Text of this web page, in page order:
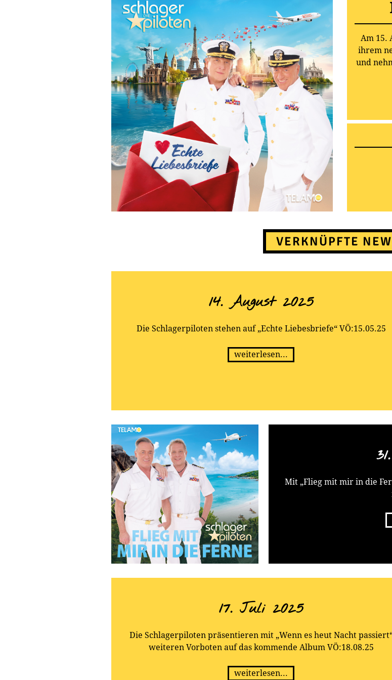
Am 15.
ihrem
und
VERKNÜPFTE
14. August 2025
Die Schlagerpiloten stehen auf „Echte Liebesbriefe“ VÖ:15.05.25
weiterlesen...
Mit „Flieg mit mir in die
17. Juli 2025
Die Schlagerpiloten präsentieren mit „Wenn es heut Nacht
weiteren Vorboten auf das kommende Album VÖ:18.08.25
weiterlesen...